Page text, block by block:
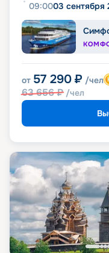
09:0003 сентября
от 57 290 ₽ /чел
63 656₽ /чел